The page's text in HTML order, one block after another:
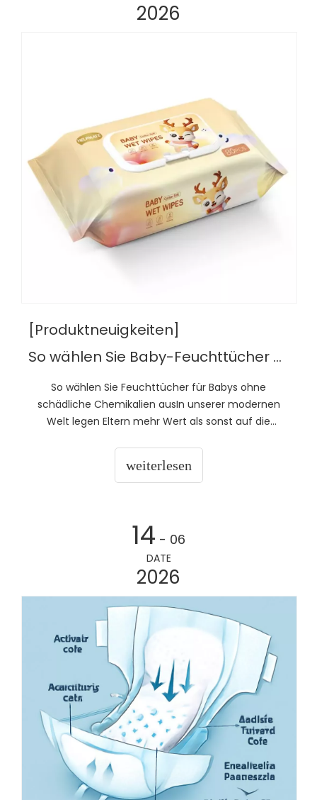
2026
[Produktneuigkeiten]
So wählen Sie Baby-Feuchttücher ohne schädliche Chemikalien aus
So wählen Sie Feuchttücher für Babys ohne
schädliche Chemikalien ausIn unserer modernen
Welt legen Eltern mehr Wert als sonst auf die
die auf fast alles reagieren kann, was ihnen nicht
weiterlesen
14 - 06
DATE
2026